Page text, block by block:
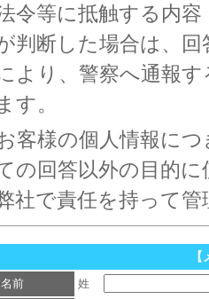
令等に抵触する内
判断した場合は、
より、警察へ通報
ます。
客様の個人情報に
の回答以外の目的
社で責任を持って
前
姓